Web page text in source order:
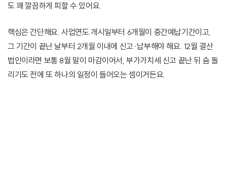
도 꽤 깔끔하게 피할 수 있어요.
핵심은 간단해요. 사업연도 개시일부터 6개월이 중간예납기간이고,
그 기간이 끝난 날부터 2개월 이내에 신고·납부해야 해요. 12월 결산
법인이라면 보통 8월 말이 마감이어서, 부가가치세 신고 끝난 뒤 숨 돌
리기도 전에 또 하나의 일정이 들어오는 셈이거든요.